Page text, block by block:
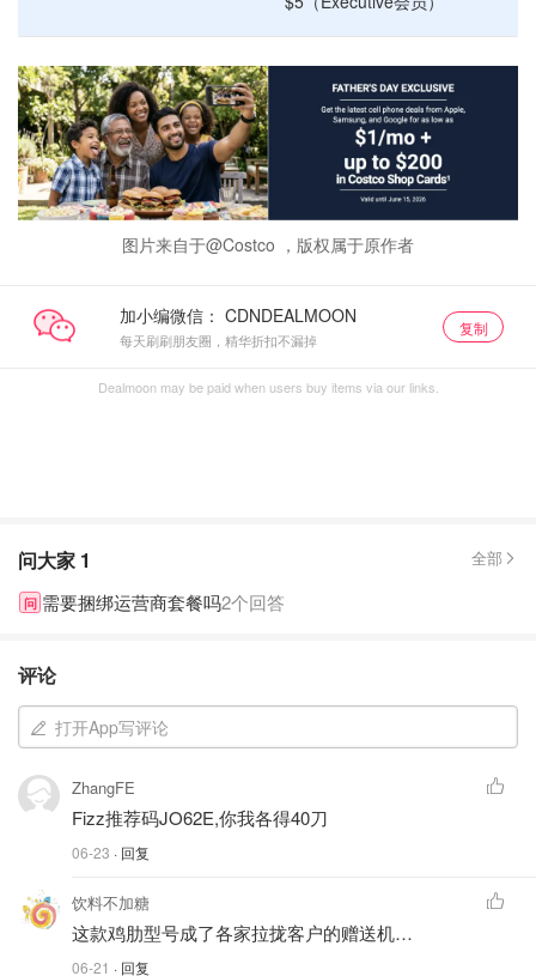
图片来自于@Costco ，版权属于原作者
加小编微信：
每天刷刷朋友圈，精华折扣不漏掉
复制
Dealmoon may be paid when users buy items via our links.
问大家 1 全部
问 需要捆绑运营商套餐吗2个回答
评论
打开App写评论
ZhangFE
Fizz推荐码JO62E,你我各得40刀
06-23 · 回复
饮料不加糖
这款鸡肋型号成了各家拉拢客户的赠送机…
06-21 · 回复